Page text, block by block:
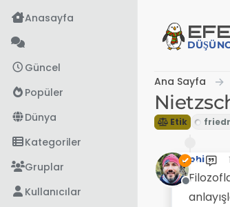
İçeriğe atla
Anasayfa
Güncel
Popüler
Dünya
Kategoriler
Gruplar
Kullanıcılar
EFE
Ana Sayfa
Etik
phi